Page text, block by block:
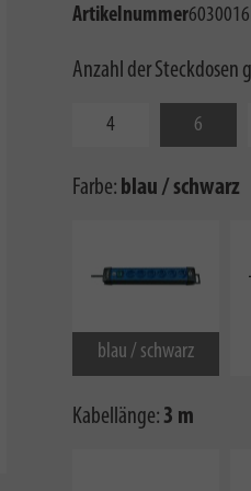
Artikelnummer6030016
Anzahl der Steckdosen
4 6
Farbe: blau / schwarz
blau / schwarz
Kabellänge: 3 m